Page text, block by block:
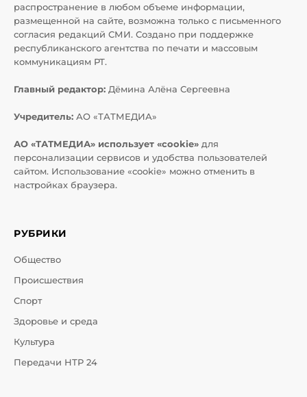
распространение в любом объеме информации,
размещенной на сайте, возможна только с письменного
согласия редакций СМИ. Создано при поддержке
республиканского агентства по печати и массовым
коммуникациям РТ.
Главный редактор: Дёмина Алёна Сергеевна
Учредитель: АО «ТАТМЕДИА»
АО «ТАТМЕДИА» использует «cookie» для
персонализации сервисов и удобства пользователей
сайтом. Использование «cookie» можно отменить в
настройках браузера.
РУБРИКИ
Общество
Происшествия
Спорт
Здоровье и среда
Культура
Передачи НТР 24